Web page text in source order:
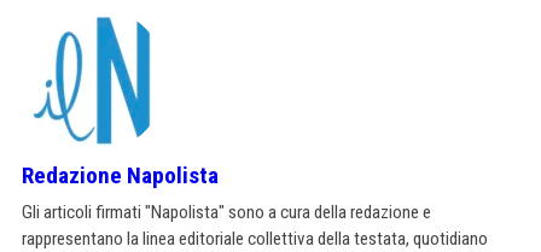
Redazione Napolista
Gli articoli firmati "Napolista" sono a cura della redazione e
rappresentano la linea editoriale collettiva della testata, quotidiano